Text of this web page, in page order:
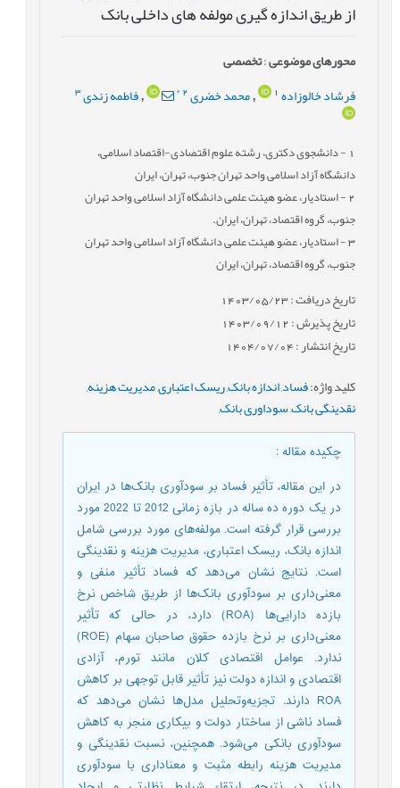
از طریق اندازه گیری مولفه های داخلی بانک
محورهای موضوعی:تخصصی
فرشاد خالوزاده1
,محمد خضری 2
*
,فاطمه زندی 3
- دانشجوی دکتری، رشته علوم اقتصادی-اقتصاد اسلامی،
دانشگاه آزاد اسلامی واحد تهران جنوب، تهران، ایران
2- استادیار، عضو هیئت علمی دانشگاه آزاد اسلامی واحد تهران
جنوب، گروه اقتصاد، تهران، ایران.
3- استادیار، عضو هیئت علمی دانشگاه آزاد اسلامی واحد تهران
جنوب، گروه اقتصاد، تهران، ایران
تاریخ دریافت : 1403/05/23
تاریخ پذیرش : 1403/09/12
تاریخ انتشار : 1404/07/04
کلید واژه:فساد,اندازه بانک,ریسک اعتباری,مدیریت هزینه,
نقدینگی بانک,سوداوری بانک,
چکیده مقاله:
در این مقاله، تأثیر فساد بر سودآوری بانک‌ها در ایران
در یک دوره ده ساله در بازه زمانی 2012 تا 2022 مورد
بررسی قرار گرفته است. مولفه‌های مورد بررسی شامل
اندازه بانک، ریسک اعتباری، مدیریت هزینه و نقدینگی
است. نتایج نشان می‌دهد که فساد تأثیر منفی و
معنی‌داری بر سودآوری بانک‌ها از طریق شاخص نرخ
بازده دارایی‌ها (ROA) دارد، در حالی که تأثیر
معنی‌داری بر نرخ بازده حقوق صاحبان سهام (ROE)
ندارد. عوامل اقتصادی کلان مانند تورم، آزادی
اقتصادی و اندازه دولت نیز تأثیر قابل توجهی بر کاهش
ROA دارند. تجزیه‌وتحلیل مدل‌ها نشان می‌دهد که
فساد ناشی از ساختار دولت و بیکاری منجر به کاهش
سودآوری بانکی می‌شود. همچنین، نسبت نقدینگی و
مدیریت هزینه رابطه مثبت و معناداری با سودآوری